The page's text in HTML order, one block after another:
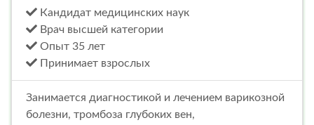
Кандидат медицинских наук
Врач высшей категории
Опыт 35 лет
Принимает взрослых
Занимается диагностикой и лечением варикозной
болезни, тромбоза глубоких вен,